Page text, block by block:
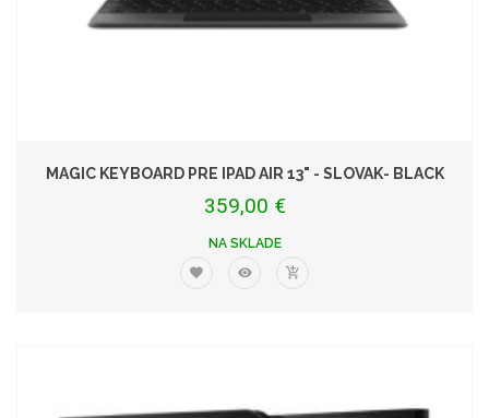
MAGIC KEYBOARD PRE IPAD AIR 13" - SLOVAK- BLACK
359,00 €
NA SKLADE